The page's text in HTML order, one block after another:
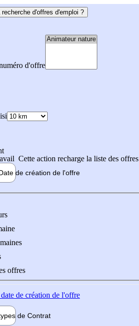
d'offres d'emploi ?
d'offre
Cette action recharge la liste des offres
de création de l'offre
l'offre
offres
de création de l'offre
de Contrat